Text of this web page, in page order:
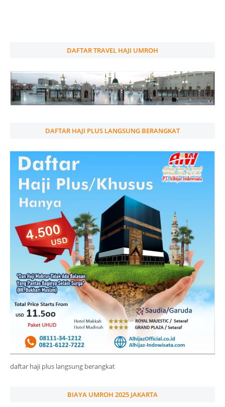
DAFTAR TRAVEL HAJI UMROH
DAFTAR HAJI PLUS LANGSUNG BERANGKAT
daftar haji plus langsung berangkat
BIAYA UMROH 2025 JAKARTA